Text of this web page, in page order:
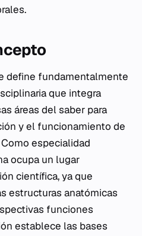
define fundamentalmente
que integra
áreas del saber para
y el funcionamiento de
especialidad
ocupa un lugar
científica, ya que
estructuras anatómicas
funciones
establece las bases